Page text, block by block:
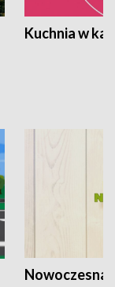
Kuchnia w
Nowoczesna